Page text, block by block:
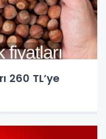
260 TL’ye